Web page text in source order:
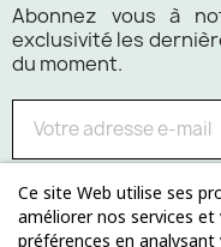
Abonnez vous à
exclusivité les
du moment.
Ce site Web utilise ses
améliorer nos services
préférences en